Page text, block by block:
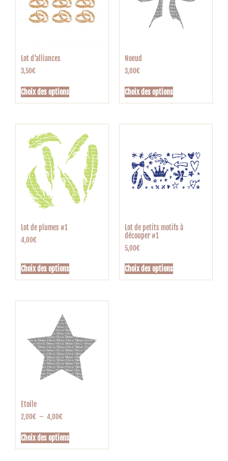
Lot d’alliances
3,50€
Choix des options
Noeud
3,00€
Choix des options
Lot de plumes #1
4,00€
Choix des options
Lot de petits motifs à
découper #1
5,00€
Choix des options
Etoile
2,00€ – 4,00€
Choix des options